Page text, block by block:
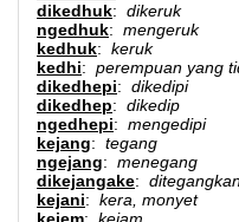
dikedhuk: dikeruk
ngedhuk: mengeruk
kedhuk: keruk
kedhi: perempuan yang
dikedhepi: dikedipi
dikedhep: dikedip
ngedhepi: mengedipi
kejang: tegang
ngejang: menegang
dikejangake:
kejani: kera, monyet